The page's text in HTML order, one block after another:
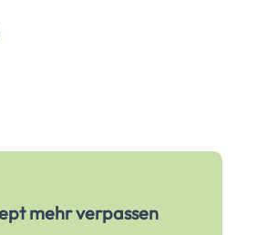
mehr verpassen